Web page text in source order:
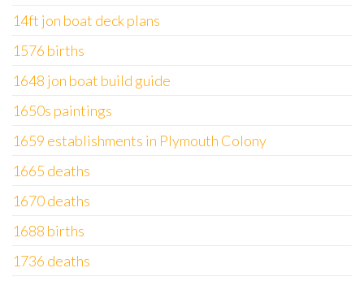
14ft jon boat deck plans
1576 births
1648 jon boat build guide
1650s paintings
1659 establishments in Plymouth Colony
1665 deaths
1670 deaths
1688 births
1736 deaths